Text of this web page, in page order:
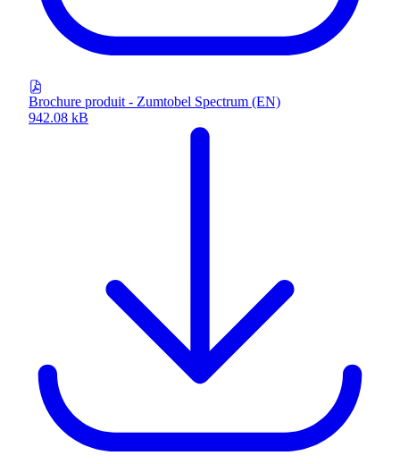
Brochure produit - Zumtobel Spectrum (EN)
942.08 kB